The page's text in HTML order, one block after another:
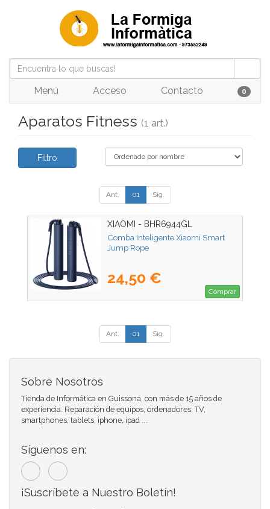
Menú Acceso Contacto 0
Aparatos Fitness (1 art.)
Filtro
Ant. 01 Sig.
XIAOMI - BHR6944GL
Comba Inteligente Xiaomi Smart
Jump Rope
24,50 €
Comprar
Ant. 01 Sig.
Sobre Nosotros
Tienda de Informática en Guissona, con más de 15 años de
experiencia. Reparación de equipos, ordenadores, TV,
smartphones, tablets, iphone, ipad ....
Síguenos en:
¡Suscríbete a Nuestro Boletín!